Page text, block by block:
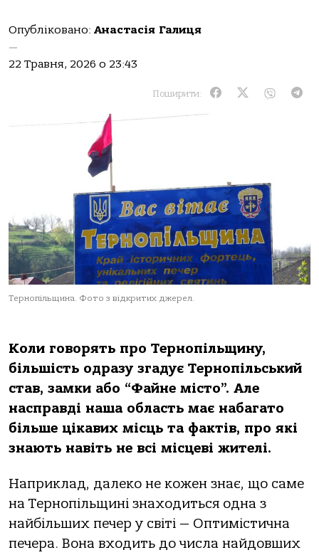
Опубліковано: Анастасія Галиця
—
22 Травня, 2026 о 23:43
Поширити:
Тернопільщина. Фото з відкритих джерел.
Коли говорять про Тернопільщину,
більшість одразу згадує Тернопільський
став, замки або “Файне місто”. Але
насправді наша область має набагато
більше цікавих місць та фактів, про які
знають навіть не всі місцеві жителі.
Наприклад, далеко не кожен знає, що саме
на Тернопільщині знаходиться одна з
найбільших печер у світі — Оптимістична
печера. Вона входить до числа найдовших